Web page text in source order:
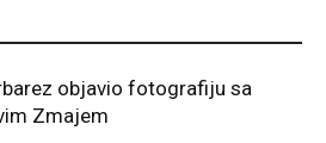
objavio fotografiju sa
Zmajem